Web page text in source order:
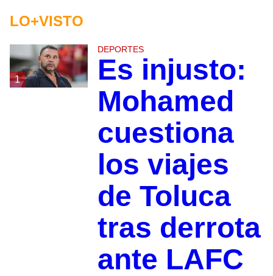
LO+VISTO
1
DEPORTES
Es injusto:
Mohamed
cuestiona
los viajes
de Toluca
tras derrota
ante LAFC